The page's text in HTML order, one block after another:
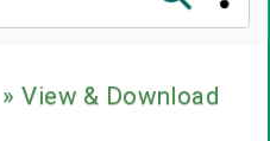
» View & Download